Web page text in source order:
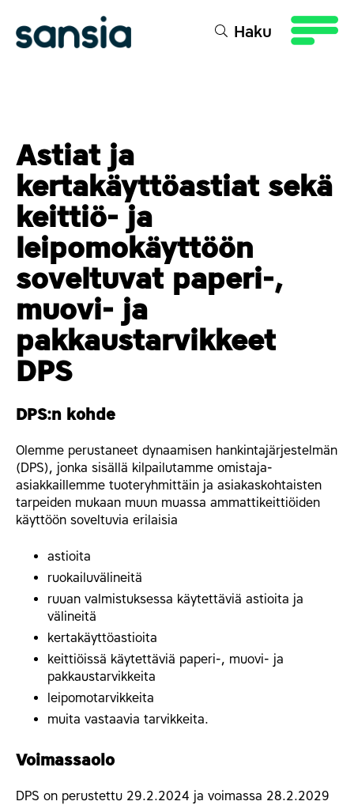
Haku
Astiat ja
kertakäyttöastiat sekä
keittiö- ja
leipomokäyttöön
soveltuvat paperi-,
muovi- ja
pakkaustarvikkeet
DPS
DPS:n kohde
Olemme perustaneet dynaamisen hankintajärjestelmän
(DPS), jonka sisällä kilpailutamme omistaja-
asiakkaillemme tuoteryhmittäin ja asiakaskohtaisten
tarpeiden mukaan muun muassa ammattikeittiöiden
käyttöön soveltuvia erilaisia
astioita
ruokailuvälineitä
ruuan valmistuksessa käytettäviä astioita ja
välineitä
kertakäyttöastioita
keittiöissä käytettäviä paperi-, muovi- ja
pakkaustarvikkeita
leipomotarvikkeita
muita vastaavia tarvikkeita.
Voimassaolo
DPS on perustettu 29.2.2024 ja voimassa 28.2.2029